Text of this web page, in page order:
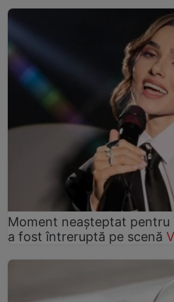
Moment neașteptat pentru
a fost întreruptă pe scenă